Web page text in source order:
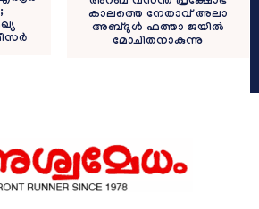
കാലത്തെ നേതാവ് അലാ
അബ്ദുള്‍ ഫത്താ ജയില്‍
മോചിതനാകുന്നു